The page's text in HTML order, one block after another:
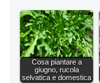
Cosa piantare a
giugno, rucola
selvatica e domestica